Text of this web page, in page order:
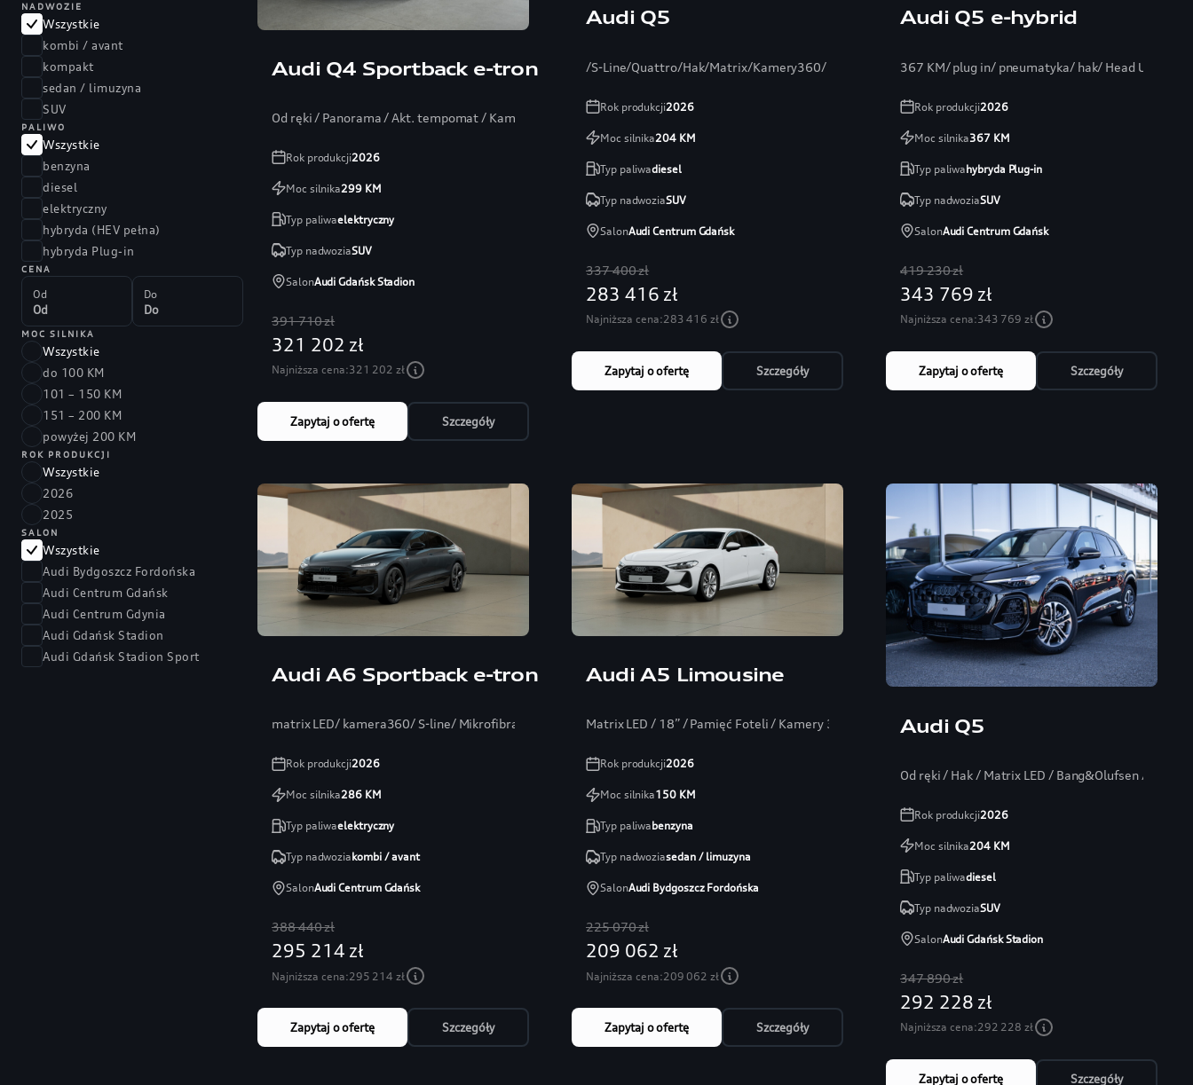
NADWOZIE
Wszystkie
kombi / avant
kompakt
sedan / limuzyna
SUV
PALIWO
Wszystkie
benzyna
diesel
elektryczny
hybryda (HEV pełna)
hybryda Plug-in
CENA
Od Do
MOC SILNIKA
Wszystkie
do 100 KM
101 – 150 KM
151 – 200 KM
powyżej 200 KM
ROK PRODUKCJI
Wszystkie
2026
2025
SALON
Wszystkie
Audi Bydgoszcz Fordońska
Audi Centrum Gdańsk
Audi Centrum Gdynia
Audi Gdańsk Stadion
Audi Gdańsk Stadion Sport
Audi Q4 Sportback e-tron
Od ręki / Panorama / Akt. tempomat / Kamera 360 / Audio SONOS
Rok produkcji2026
Moc silnika299KM
Typ paliwaelektryczny
Typ nadwoziaSUV
SalonAudi Gdańsk Stadion
391 710 zł
321 202 zł
Najniższa cena:321 202 zł
Zapytaj o ofertę Szczegóły
Audi Q5
/S-Line/Quattro/Hak/Matrix/Kamery360/
Rok produkcji2026
Moc silnika204KM
Typ paliwadiesel
Typ nadwoziaSUV
SalonAudi Centrum Gdańsk
337 400 zł
283 416 zł
Najniższa cena:283 416 zł
Zapytaj o ofertę Szczegóły
Audi Q5 e-hybrid
367 KM/ plug in/ pneumatyka/ hak/ Head Up/
Rok produkcji2026
Moc silnika367KM
Typ paliwahybryda Plug-in
Typ nadwoziaSUV
SalonAudi Centrum Gdańsk
419 230 zł
343 769 zł
Najniższa cena:343 769 zł
Zapytaj o ofertę Szczegóły
Audi A6 Sportback e-tron
matrix LED/ kamera360/ S-line/ Mikrofibra/ Bang/ ambiente+
Rok produkcji2026
Moc silnika286KM
Typ paliwaelektryczny
Typ nadwoziakombi / avant
SalonAudi Centrum Gdańsk
388 440 zł
295 214 zł
Najniższa cena:295 214 zł
Zapytaj o ofertę Szczegóły
Audi A5 Limousine
Matrix LED / 18” / Pamięć Foteli / Kamery 360
Rok produkcji2026
Moc silnika150KM
Typ paliwabenzyna
Typ nadwoziasedan / limuzyna
SalonAudi Bydgoszcz Fordońska
225 070 zł
209 062 zł
Najniższa cena:209 062 zł
Zapytaj o ofertę Szczegóły
Audi Q5
Od ręki / Hak / Matrix LED / Bang&Olufsen / Head-
Rok produkcji2026
Moc silnika204KM
Typ paliwadiesel
Typ nadwoziaSUV
SalonAudi Gdańsk Stadion
347 890 zł
292 228 zł
Najniższa cena:292 228 zł
Zapytaj o ofertę Szczegóły